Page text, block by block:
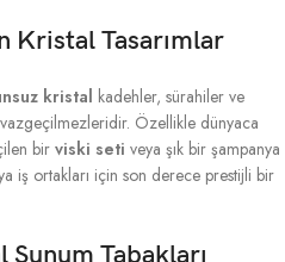
Kristal Tasarımlar
kristal kadehler, sürahiler ve
Özellikle dünyaca
bir viski seti veya şık bir şampanya
iş ortakları için son derece prestijli bir
Tabakları